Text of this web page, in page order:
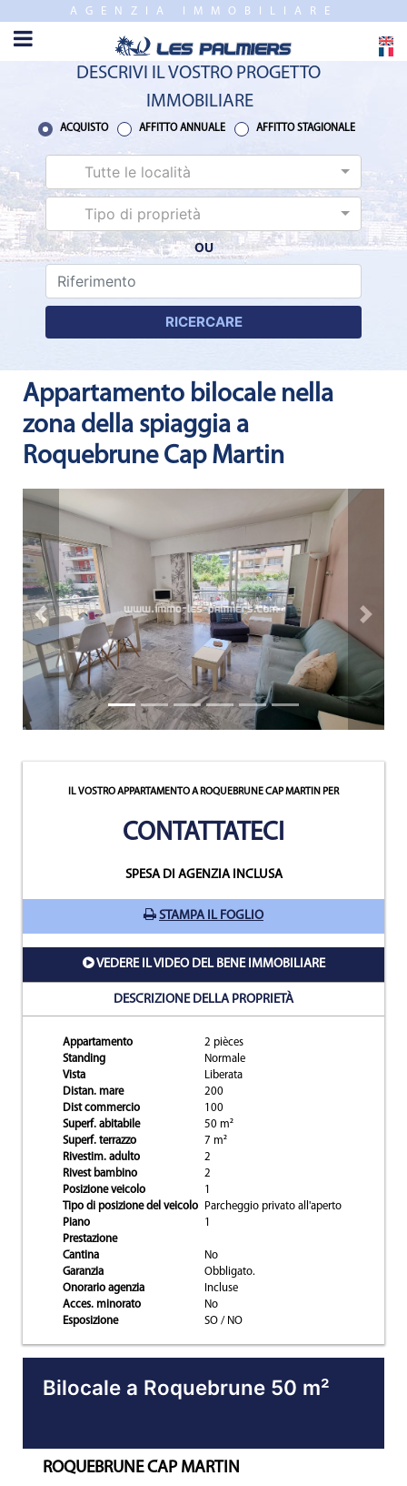
AGENZIA IMMOBILIARE
CHIUDERE
HOME
NUEVO
STIMA
AFFITTO
ANNUALE
STAGIONALE
ATTUALITÀS
PHILOSOPHIE
CONTATTO
DESCRIVI IL VOSTRO PROGETTO
IMMOBILIARE
ACQUISTO AFFITTO ANNUALE AFFITTO STAGIONALE
Tutte le località
Tipo di proprietà
OU
RICERCARE
Appartamento bilocale nella
zona della spiaggia a
Roquebrune Cap Martin
Proprietà precedente
IL VOSTRO APPARTAMENTO A ROQUEBRUNE CAP MARTINPER
CONTATTATECI
SPESA DI AGENZIA INCLUSA
STAMPA IL FOGLIO
VEDERE IL VIDEO DEL BENE IMMOBILIARE
DESCRIZIONE DELLA PROPRIETÀ
Appartamento
2 pièces
Standing
Normale
Vista
Liberata
Distan. mare
200
Dist commercio
100
Superf. abitabile
50 m²
Superf. terrazzo
7 m²
Rivestim. adulto
2
Rivest bambino
2
Posizione veicolo
1
Tipo di posizione del veicolo
Parcheggio privato all'aperto
Piano
1
Prestazione
Cantina
No
Garanzia
Obbligato.
Onorario agenzia
Incluse
Acces. minorato
No
Esposizione
SO / NO
Bilocale a Roquebrune 50 m²
ROQUEBRUNE CAP MARTIN